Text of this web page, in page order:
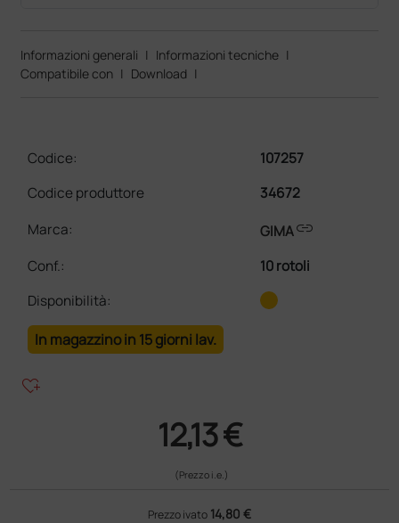
Informazioni generali | Informazioni tecniche |
Compatibile con | Download |
Codice:
107257
Codice produttore
34672
Marca:
GIMAlink
Conf.:
10 rotoli
Disponibilità:
In magazzino in 15 giorni lav.
heart_plus
12,13 €
(Prezzo i.e.)
Prezzo ivato 14,80 €